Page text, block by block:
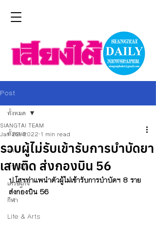
Post
ทั้งหมด
ข่าว
การเมือง
เศรษฐกิจ
กีฬา
Life & Arts
ทั้งหมด
รวบผู้ไม่รับเข้ารับการบำบัดยา
เสพติด ส่งกองบิน 56
SIANGTAI TEAM
Jan 22, 2022 1 min read
ป.โสฯท่าแพนำตัวผู้ไม่เข้ารับการบำบัดฯ 8 ราย
ส่งกองบิน 56